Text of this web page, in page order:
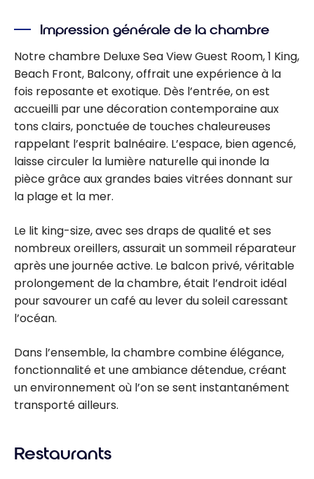
Impression générale de la chambre
Notre chambre Deluxe Sea View Guest Room, 1 King,
Beach Front, Balcony, offrait une expérience à la
fois reposante et exotique. Dès l’entrée, on est
accueilli par une décoration contemporaine aux
tons clairs, ponctuée de touches chaleureuses
rappelant l’esprit balnéaire. L’espace, bien agencé,
laisse circuler la lumière naturelle qui inonde la
pièce grâce aux grandes baies vitrées donnant sur
la plage et la mer.
Le lit king-size, avec ses draps de qualité et ses
nombreux oreillers, assurait un sommeil réparateur
après une journée active. Le balcon privé, véritable
prolongement de la chambre, était l’endroit idéal
pour savourer un café au lever du soleil caressant
l’océan.
Dans l’ensemble, la chambre combine élégance,
fonctionnalité et une ambiance détendue, créant
un environnement où l’on se sent instantanément
transporté ailleurs.
Restaurants